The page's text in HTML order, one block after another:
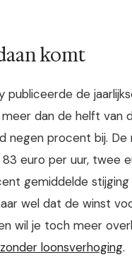
komt
publiceerde de
dan de helft van
negen procent bij.
euro per uur, twee
gemiddelde
wel dat de winst
wil je toch meer
loonsverhoging.